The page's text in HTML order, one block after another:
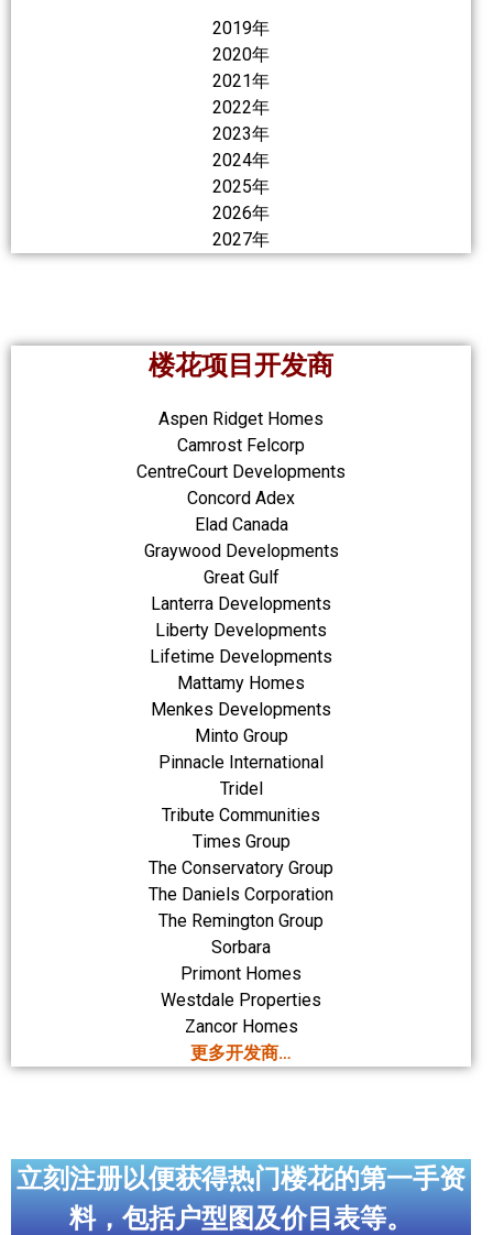
2019年
2020年
2021年
2022年
2023年
2024年
2025年
2026年
2027年
楼花项目开发商
Aspen Ridget Homes
Camrost Felcorp
CentreCourt Developments
Concord Adex
Elad Canada
Graywood Developments
Great Gulf
Lanterra Developments
Liberty Developments
Lifetime Developments
Mattamy Homes
Menkes Developments
Minto Group
Pinnacle International
Tridel
Tribute Communities
Times Group
The Conservatory Group
The Daniels Corporation
The Remington Group
Sorbara
Primont Homes
Westdale Properties
Zancor Homes
更多开发商…
立刻注册以便获得热门楼花的第一手资
料，包括户型图及价目表等。